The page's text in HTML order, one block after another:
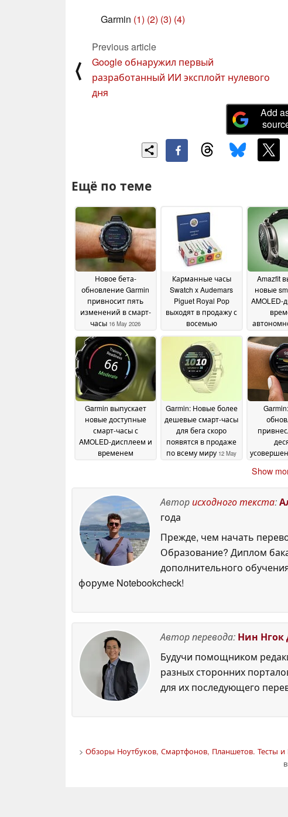
Garmin (1) (2) (3) (4)
⟨
Previous article
Google обнаружил первый
разработанный ИИ эксплойт нулевого
дня
Add
Ещё по теме
Новое бета-
обновление Garmin
привносит пять
изменений в смарт-
часы 16 May 2026
Карманные часы
Swatch x Audemars
Piguet Royal Pop
выходят в продажу с
восемью
оттенками13 May 2026
Amazfit
новые
AMOLED-
Garmin выпускает
новые доступные
смарт-часы с
AMOLED-дисплеем и
временем
Garmin: Новые более
дешевые смарт-часы
для бега скоро
появятся в продаже
по всему миру 12 May
Show
Авторисходного текста:
года
Прежде, чем начать
Образование? Диплом
дополнительного
форуме Notebookcheck!
Автор перевода: Нин Нгок
Будучи помощником
разных сторонних
для их последующего
> Обзоры Ноутбуков, Смартфонов, Планшетов. Тесты и